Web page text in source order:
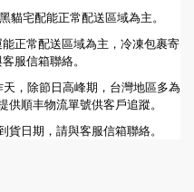
貓宅配能正常配送區域為主。
正常配送區域為主，冷凍包裹寄
服信箱聯絡。
，除節日高峰期，台灣地區多為
順丰物流單號供客戶追蹤。
日期，請與客服信箱聯絡。